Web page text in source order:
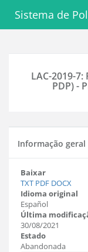
Sistema de
LAC-2019-
PDP) -
Informação geral
Baixar
TXT PDF DOCX
Idioma original
Español
Última
30/08/2021
Estado
Abandonada